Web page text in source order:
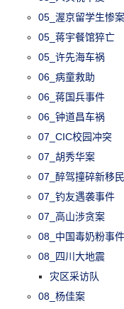
05_渥京留学生惨案
05_蒋宇餐馆猝亡
05_许先海车祸
06_病童救助
06_蒋国兵事件
06_钟道昌车祸
07_CIC校园冲突
07_胡秀华案
07_醉驾撞碎新移
07_钓友遇袭事件
07_高山涉贪案
08_中国毒奶粉事件
08_四川大地震
灾区采访队
08_杨佳案